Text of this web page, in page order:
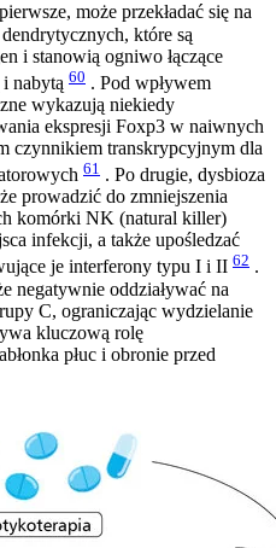
może przekładać się na
które są
i stanowią ogniwo łączące
nabytą 60 . Pod wpływem
wykazują niekiedy
ekspresji Foxp3 w naiwnych
czynnikiem transkrypcyjnym dla
61 . Po drugie, dysbioza
prowadzić do zmniejszenia
komórki NK (natural killer)
infekcji, a także upośledzać
je interferony typu I i II 62 .
negatywnie oddziaływać na
C, ograniczając wydzielanie
kluczową rolę
płuc i obronie przed